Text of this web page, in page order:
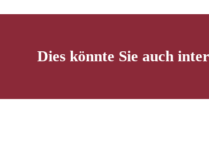
Dies könnte Sie auch